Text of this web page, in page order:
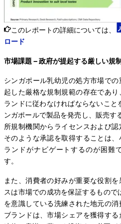
このレポートの詳細については、
ロード
市場課題 – 政府が提起する厳しい規
シンガポール乳幼児の処方市場で
起した厳格な規制規範の存在であ
ランドに従わなければならないこ
ンガポールで製品を発売し、販売す
所規制機関からライセンスおよび認
そのような承認を取得することは
ランドがナビゲートするのが困難
す。
また、消費者の好みが重要な役割
スは市場での成功を保証するもの
を意識している洗練された地元の
ブランドは、市場シェアを獲得する